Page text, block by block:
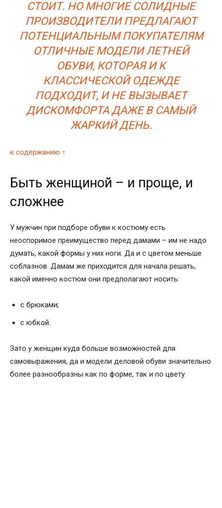
СТОИТ. НО МНОГИЕ СОЛИДНЫЕ
ПРОИЗВОДИТЕЛИ ПРЕДЛАГАЮТ
ПОТЕНЦИАЛЬНЫМ ПОКУПАТЕЛЯМ
ОТЛИЧНЫЕ МОДЕЛИ ЛЕТНЕЙ
ОБУВИ, КОТОРАЯ И К
КЛАССИЧЕСКОЙ ОДЕЖДЕ
ПОДХОДИТ, И НЕ ВЫЗЫВАЕТ
ДИСКОМФОРТА ДАЖЕ В САМЫЙ
ЖАРКИЙ ДЕНЬ.
к содержанию ↑
Быть женщиной – и проще, и
сложнее
У мужчин при подборе обуви к костюму есть
неоспоримое преимущество перед дамами – им не надо
думать, какой формы у них ноги. Да и с цветом меньше
соблазнов. Дамам же приходится для начала решать,
какой именно костюм они предполагают носить:
с брюками;
с юбкой.
Зато у женщин куда больше возможностей для
самовыражения, да и модели деловой обуви значительно
более разнообразны как по форме, так и по цвету.